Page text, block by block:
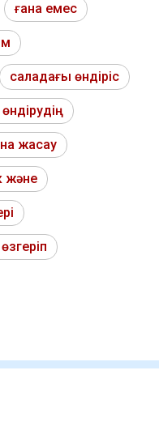
ғана емес
саладағы өндіріс
жасау
және